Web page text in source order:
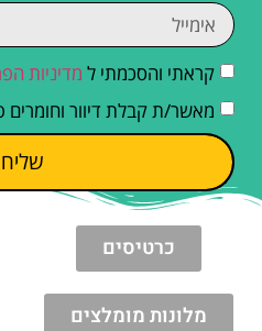
קראתי והסכמתי ל מדיניות
מאשר/ת קבלת דיוור וחומרים
כרטיסים
מלונות מומלצים